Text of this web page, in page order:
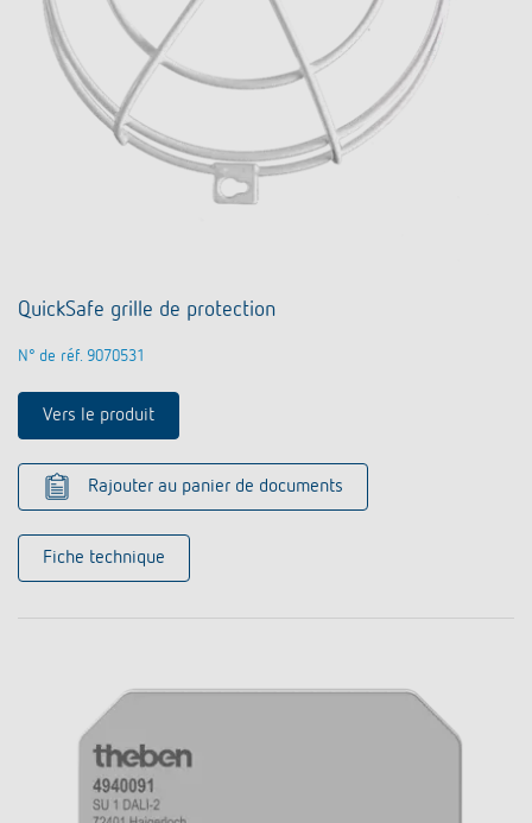
QuickSafe grille de protection
N° de réf. 9070531
Vers le produit
Rajouter au panier de documents
Fiche technique